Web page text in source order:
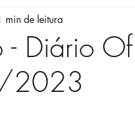
- Diário
min de leitura